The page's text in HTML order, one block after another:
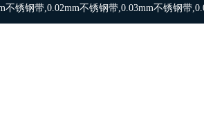
不锈钢带,0.02mm不锈钢带,0.03mm不锈钢带,